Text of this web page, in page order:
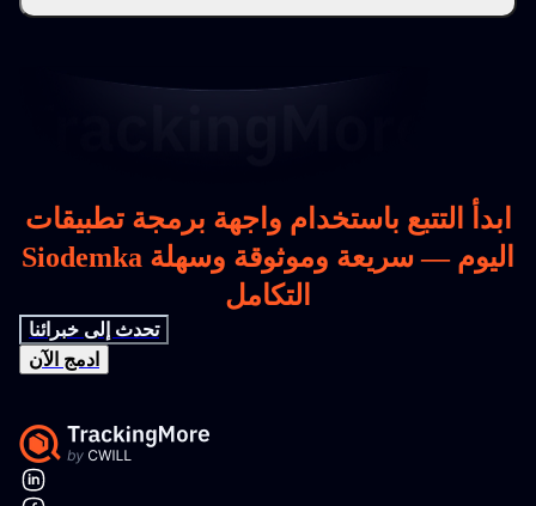
ابدأ التتبع باستخدام واجهة برمجة تطبيقات
Siodemka اليوم — سريعة وموثوقة وسهلة
التكامل
تحدث إلى خبرائنا
ادمج الآن